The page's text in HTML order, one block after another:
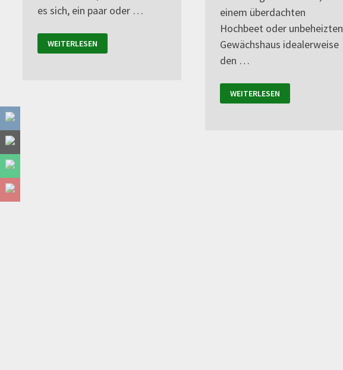
es sich, ein paar oder …
WEITERLESEN
einem überdachten
Hochbeet oder unbeheizten
Gewächshaus idealerweise
den …
WEITERLESEN